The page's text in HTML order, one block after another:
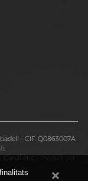
- CIF: Q0863007A
Canal ètic